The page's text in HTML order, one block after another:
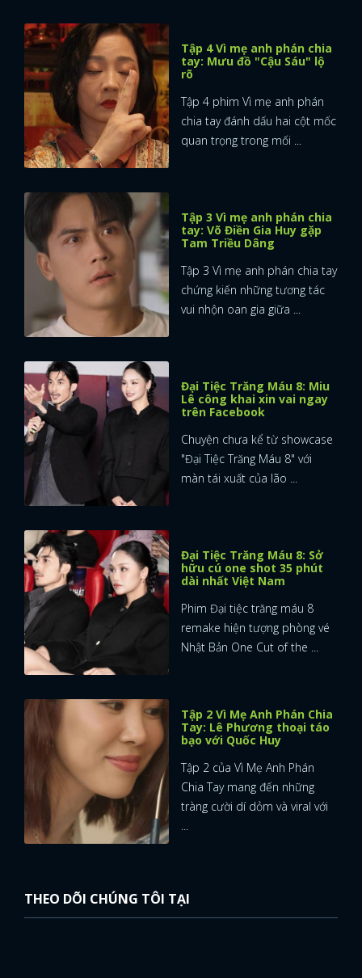
Tập 4 Vì mẹ anh phán chia
tay: Mưu đồ "Cậu Sáu" lộ
rõ
Tập 4 phim Vì mẹ anh phán
chia tay đánh dấu hai cột mốc
quan trọng trong mối ...
Tập 3 Vì mẹ anh phán chia
tay: Võ Điền Gia Huy gặp
Tam Triều Dâng
Tập 3 Vì mẹ anh phán chia tay
chứng kiến những tương tác
vui nhộn oan gia giữa ...
Đại Tiệc Trăng Máu 8: Miu
Lê công khai xin vai ngay
trên Facebook
Chuyện chưa kể từ showcase
"Đại Tiệc Trăng Máu 8" với
màn tái xuất của lão ...
Đại Tiệc Trăng Máu 8: Sở
hữu cú one shot 35 phút
dài nhất Việt Nam
Phim Đại tiệc trăng máu 8
remake hiện tượng phòng vé
Nhật Bản One Cut of the ...
Tập 2 Vì Mẹ Anh Phán Chia
Tay: Lê Phương thoại táo
bạo với Quốc Huy
Tập 2 của Vì Mẹ Anh Phán
Chia Tay mang đến những
tràng cười dí dỏm và viral với
...
THEO DÕI CHÚNG TÔI TẠI